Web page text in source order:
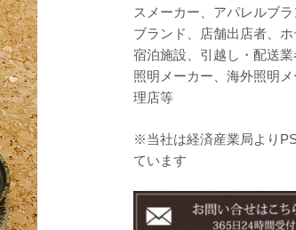
スメーカー、アパレルブ
ブランド、店舗出店者、
宿泊施設、引越し・配送
照明メーカー、海外照明
理店等
※当社は経済産業局より
ています